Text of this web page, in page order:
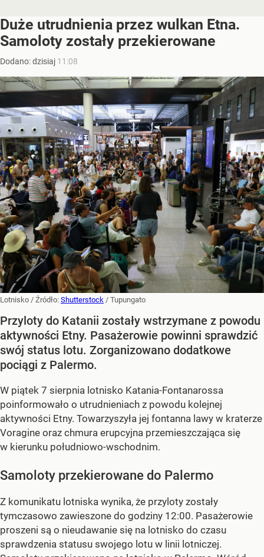
Duże utrudnienia przez wulkan Etna.
Samoloty zostały przekierowane
Dodano:dzisiaj 11:08
Lotnisko / Źródło: Shutterstock / Tupungato
Przyloty do Katanii zostały wstrzymane z powodu
aktywności Etny. Pasażerowie powinni sprawdzić
swój status lotu. Zorganizowano dodatkowe
pociągi z Palermo.
W piątek 7 sierpnia lotnisko Katania-Fontanarossa
poinformowało o utrudnieniach z powodu kolejnej
aktywności Etny. Towarzyszyła jej fontanna lawy w kraterze
Voragine oraz chmura erupcyjna przemieszczająca się
w kierunku południowo-wschodnim.
Samoloty przekierowane do Palermo
Z komunikatu lotniska wynika, że przyloty zostały
tymczasowo zawieszone do godziny 12:00. Pasażerowie
proszeni są o nieudawanie się na lotnisko do czasu
sprawdzenia statusu swojego lotu w linii lotniczej.